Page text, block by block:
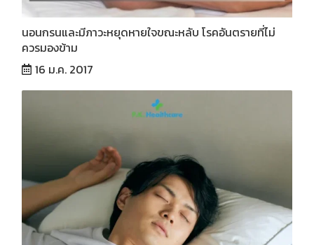
นอนกรนและมีภาวะหยุดหายใจขณะหลับ โรคอันตรายที่ไม่
ควรมองข้าม
16 ม.ค. 2017